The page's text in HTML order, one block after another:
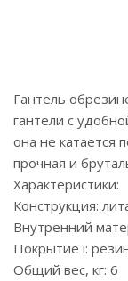
Гантель
гантели с
она не катается
прочная и
Характеристики:
Конструкция:
Внутренний
Покрытие i:
Общий вес, кг: 6